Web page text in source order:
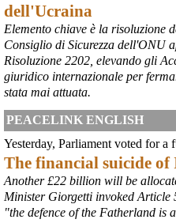
@peacelink - 6/8/2026 21:45
borsaitaliana.it/borsa/notizie
Si sta ragionando su un piano B
dell’area a caldo dell’ILVA?
@peacelink - 6/8/2026 21:41
cronachetarantine.it/index.php
il Governo ha manifestato
provvedimento straordinario per
economiche e sociali della
chiesto alle rappresentanze del
concrete per definirne i
dell'Ucraina
Elemento chiave è la risoluzione
Consiglio di Sicurezza dell'ONU
Risoluzione 2202, elevando gli
giuridico internazionale per
stata mai attuata.
PEACELINK ENGLISH
Yesterday, Parliament voted for a
The financial suicide
Another £22 billion will be
Minister Giorgetti invoked Article
"the defence of the Fatherland is